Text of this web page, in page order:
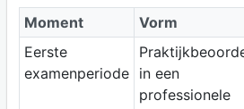
Moment
Vorm
Eerste
examenperiode
in een
professionele